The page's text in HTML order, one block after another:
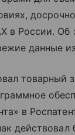
в России. Об
данные
товарный
в
действовал